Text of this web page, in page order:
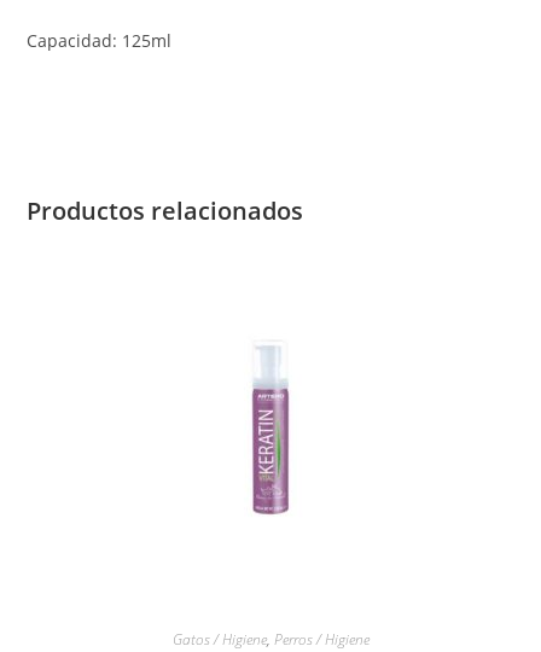
Capacidad: 125ml
Productos relacionados
Gatos / Higiene, Perros / Higiene